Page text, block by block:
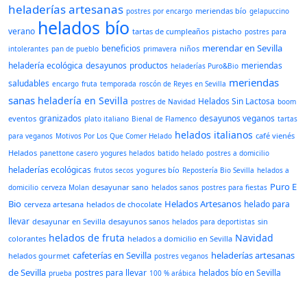
heladerías artesanas postres por encargo meriendas bío gelapuccino
verano helados bío tartas de cumpleaños pistacho postres para
intolerantes pan de pueblo beneficios primavera niños merendar en Sevilla
heladería ecológica desayunos productos heladerías Puro&Bio meriendas
saludables encargo fruta temporada roscón de Reyes en Sevilla meriendas
sanas heladería en Sevilla postres de Navidad Helados Sin Lactosa boom
eventos granizados plato italiano Bienal de Flamenco desayunos veganos tartas
para veganos Motivos Por Los Que Comer Helado helados italianos café vienés
Helados panettone casero yogures helados batido helado postres a domicilio
heladerías ecológicas frutos secos yogures bío Repostería Bio Sevilla helados a
domicilio cerveza Molan desayunar sano helados sanos postres para fiestas Puro E
Bio cerveza artesana helados de chocolate Helados Artesanos helado para
llevar desayunar en Sevilla desayunos sanos helados para deportistas sin
colorantes helados de fruta helados a domicilio en Sevilla Navidad
helados gourmet cafeterías en Sevilla postres veganos heladerías artesanas
de Sevilla prueba postres para llevar 100 % arábica helados bío en Sevilla